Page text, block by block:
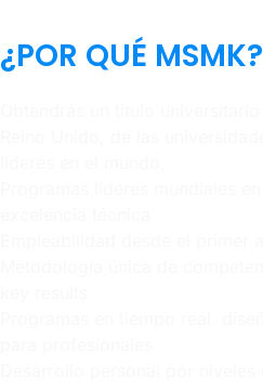
¿POR QUÉ MSMK?